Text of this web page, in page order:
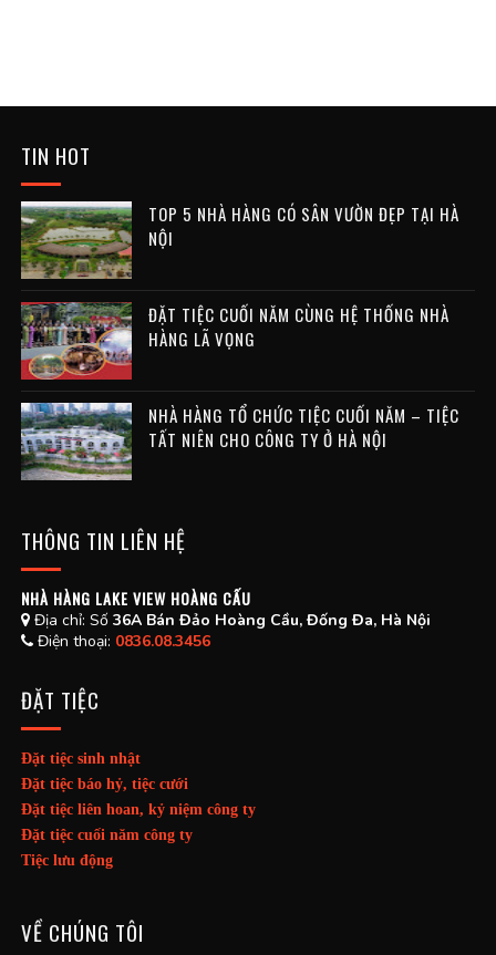
TIN HOT
TOP 5 NHÀ HÀNG CÓ SÂN VƯỜN ĐẸP TẠI HÀ
NỘI
ĐẶT TIỆC CUỐI NĂM CÙNG HỆ THỐNG NHÀ
HÀNG LÃ VỌNG
NHÀ HÀNG TỔ CHỨC TIỆC CUỐI NĂM – TIỆC
TẤT NIÊN CHO CÔNG TY Ở HÀ NỘI
THÔNG TIN LIÊN HỆ
NHÀ HÀNG LAKE VIEW HOÀNG CẤU
Địa chỉ: Số 36A Bán Đảo Hoàng Cầu, Đống Đa, Hà Nội
Điện thoại: 0836.08.3456
ĐẶT TIỆC
Đặt tiệc sinh nhật
Đặt tiệc báo hỷ, tiệc cưới
Đặt tiệc liên hoan, kỷ niệm công ty
Đặt tiệc cuối năm công ty
Tiệc lưu động
VỀ CHÚNG TÔI